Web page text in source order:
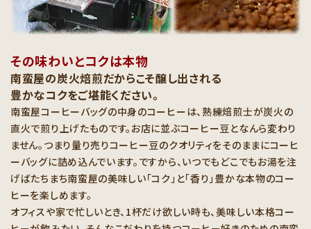
その味わいとコクは本物
南蛮屋の炭火焙煎だからこそ醸し出される
豊かなコクをご堪能ください。
南蛮屋コーヒーバッグの中身のコーヒーは、熟練焙煎士が炭火の
直火で煎り上げたものです。お店に並ぶコーヒー豆となんら変わり
ません。つまり量り売りコーヒー豆のクオリティをそのままにコーヒ
ーバッグに詰め込んでいます。ですから、いつでもどこでもお湯を注
げばたちまち南蛮屋の美味しい「コク」と「香り」豊かな本物のコー
ヒーを楽しめます。
オフィスや家で忙しいとき、1杯だけ欲しい時も、美味しい本格コー